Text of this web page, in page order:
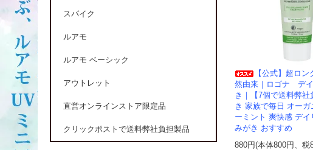
【公式】超ロ
然由来｜ロゴナ デ
き｜【7個で送料弊社
き 家族で毎日 オー
ーミント 爽快感 デイ
みがき おすすめ
880円(本体800円、税
スパイク
ルアモ
ルアモ ベーシック
アウトレット
直営オンラインストア限定品
クリックポストで送料弊社負担製品